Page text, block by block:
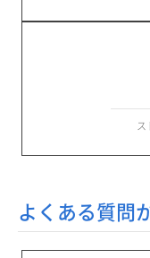
ス
よくある質問